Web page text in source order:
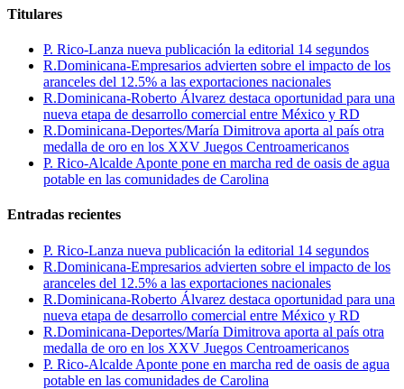
Titulares
P. Rico-Lanza nueva publicación la editorial 14 segundos
R.Dominicana-Empresarios advierten sobre el impacto de los
aranceles del 12.5% a las exportaciones nacionales
R.Dominicana-Roberto Álvarez destaca oportunidad para una
nueva etapa de desarrollo comercial entre México y RD
R.Dominicana-Deportes/María Dimitrova aporta al país otra
medalla de oro en los XXV Juegos Centroamericanos
P. Rico-Alcalde Aponte pone en marcha red de oasis de agua
potable en las comunidades de Carolina
Entradas recientes
P. Rico-Lanza nueva publicación la editorial 14 segundos
R.Dominicana-Empresarios advierten sobre el impacto de los
aranceles del 12.5% a las exportaciones nacionales
R.Dominicana-Roberto Álvarez destaca oportunidad para una
nueva etapa de desarrollo comercial entre México y RD
R.Dominicana-Deportes/María Dimitrova aporta al país otra
medalla de oro en los XXV Juegos Centroamericanos
P. Rico-Alcalde Aponte pone en marcha red de oasis de agua
potable en las comunidades de Carolina